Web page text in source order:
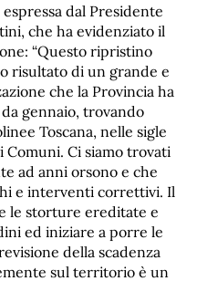
dal Presidente
che ha evidenziato il
“Questo ripristino
risultato di un grande e
che la Provincia ha
gennaio, trovando
Toscana, nelle sigle
Comuni. Ci siamo trovati
ad anni orsono e che
e interventi correttivi. Il
le storture ereditate e
ed iniziare a porre le
della scadenza
sul territorio è un